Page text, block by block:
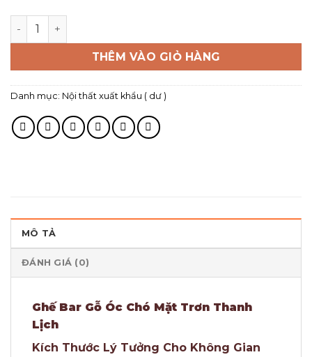
THÊM VÀO GIỎ HÀNG
Danh mục: Nội thất xuất khẩu ( dư )
MÔ TẢ
ĐÁNH GIÁ (0)
Ghế Bar Gỗ Óc Chó Mặt Trơn Thanh
Lịch
Kích Thước Lý Tưởng Cho Không Gian